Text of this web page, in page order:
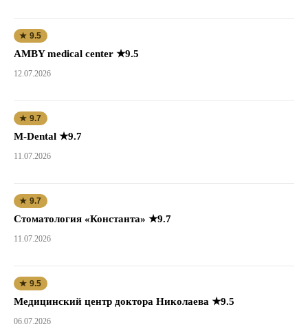
★ 9.5
AMBY medical center ★9.5
12.07.2026
★ 9.7
M-Dental ★9.7
11.07.2026
★ 9.7
Стоматология «Константа» ★9.7
11.07.2026
★ 9.5
Медицинский центр доктора Николаева ★9.5
06.07.2026